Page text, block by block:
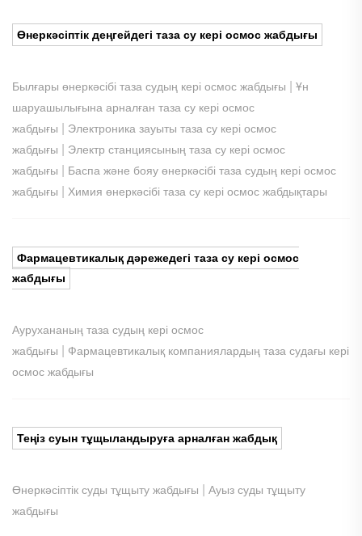
Өнеркәсіптік деңгейдегі таза су кері осмос жабдығы
Былғары өнеркәсібі таза судың кері осмос жабдығы
Ұн
шаруашылығына арналған таза су кері осмос
жабдығы
Электроника зауыты таза су кері осмос
жабдығы
Электр станциясының таза су кері осмос
жабдығы
Баспа және бояу өнеркәсібі таза судың кері осмос
жабдығы
Химия өнеркәсібі таза су кері осмос жабдықтары
Фармацевтикалық дәрежедегі таза су кері осмос
жабдығы
Аурухананың таза судың кері осмос
жабдығы
Фармацевтикалық компаниялардың таза судағы кері
осмос жабдығы
Теңіз суын тұщыландыруға арналған жабдық
Өнеркәсіптік суды тұщыту жабдығы
Ауыз суды тұщыту
жабдығы